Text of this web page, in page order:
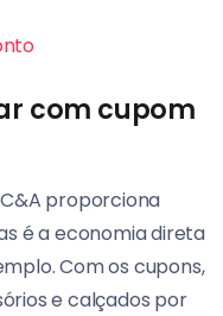
com cupom
proporciona
é a economia direta
Com os cupons,
e calçados por